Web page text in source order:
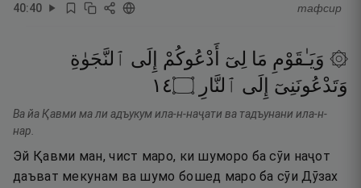
40:40 тафсир
۞ وَيَـٰقَوْمِ مَا لِىٓ أَدْعُوكُمْ إِلَى ٱلنَّجَوٰةِ
وَتَدْعُونَنِىٓ
إِلَى ٱلنَّارِ ۝٤١
Ва йа Қавми ма ли адъукум ила-н-наҷати ва тадъунани ила-н-
нар.
Эй Қавми ман, чист маро, ки шуморо ба сӯи наҷот
даъват мекунам ва шумо бошед маро ба сӯи Дӯзах